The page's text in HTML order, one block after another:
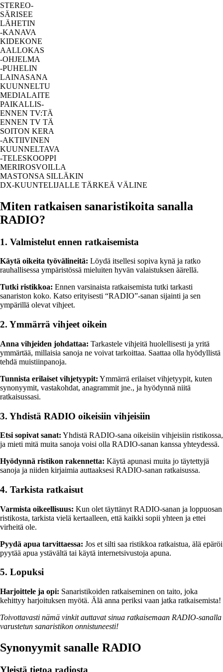
STEREO-
SÄRISEE
LÄHETIN
-KANAVA
KIDEKONE
AALLOKAS
-OHJELMA
-PUHELIN
LAINASANA
KUUNNELTU
MEDIALAITE
PAIKALLIS-
ENNEN TV:TÄ
ENNEN TV TÄ
SOITON KERA
-AKTIIVINEN
KUUNNELTAVA
-TELESKOOPPI
MERIROSVOILLA
MASTONSA SILLÄKIN
DX-KUUNTELIJALLE TÄRKEÄ VÄLINE
Miten ratkaisen sanaristikoita sanalla
RADIO?
1. Valmistelut ennen ratkaisemista
Käytä oikeita työvälineitä: Löydä itsellesi sopiva kynä ja ratko
rauhallisessa ympäristössä mieluiten hyvän valaistuksen äärellä.
Tutki ristikkoa: Ennen varsinaista ratkaisemista tutki tarkasti
sanariston koko. Katso erityisesti “RADIO”-sanan sijainti ja sen
ympärillä olevat vihjeet.
2. Ymmärrä vihjeet oikein
Anna vihjeiden johdattaa: Tarkastele vihjeitä huolellisesti ja yritä
ymmärtää, millaisia sanoja ne voivat tarkoittaa. Saattaa olla hyödyllistä
tehdä muistiinpanoja.
Tunnista erilaiset vihjetyypit: Ymmärrä erilaiset vihjetyypit, kuten
synonyymit, vastakohdat, anagrammit jne., ja hyödynnä niitä
ratkaisussasi.
3. Yhdistä RADIO oikeisiin vihjeisiin
Etsi sopivat sanat: Yhdistä RADIO-sana oikeisiin vihjeisiin ristikossa,
ja mieti mitä muita sanoja voisi olla RADIO-sanan kanssa yhteydessä.
Hyödynnä ristikon rakennetta: Käytä apunasi muita jo täytettyjä
sanoja ja niiden kirjaimia auttaaksesi RADIO-sanan ratkaisussa.
4. Tarkista ratkaisut
Varmista oikeellisuus: Kun olet täyttänyt RADIO-sanan ja loppuosan
ristikosta, tarkista vielä kertaalleen, että kaikki sopii yhteen ja ettei
virheitä ole.
Pyydä apua tarvittaessa: Jos et silti saa ristikkoa ratkaistua, älä epäröi
pyytää apua ystävältä tai käytä internetsivustoja apuna.
5. Lopuksi
Harjoittele ja opi: Sanaristikoiden ratkaiseminen on taito, joka
kehittyy harjoituksen myötä. Älä anna periksi vaan jatka ratkaisemista!
Toivottavasti nämä vinkit auttavat sinua ratkaisemaan RADIO-sanalla
varustetun sanaristikon onnistuneesti!
Synonyymit sanalle RADIO
Yleistä tietoa radiosta